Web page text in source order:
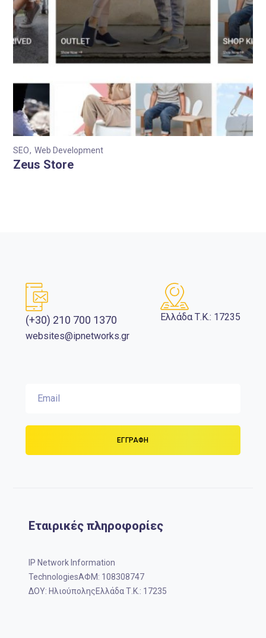
Zeus Store
SEO Web Development
(+30) 210 700 1370
websites@ipnetworks.gr
Ελλάδα Τ.Κ.: 17235
Εταιρικές πληροφορίες
IP Network Information
TechnologiesΑΦΜ: 108308747
ΔΟΥ: ΗλιούποληςΕλλάδα Τ.Κ.: 17235